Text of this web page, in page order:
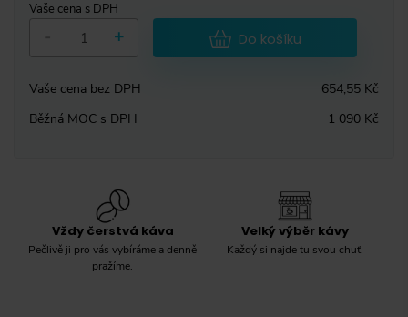
Vaše cena s DPH
+ Do košíku
Vaše cena bez DPH
654,55 Kč
Běžná MOC s DPH
1 090 Kč
Vždy čerstvá káva
Pečlivě ji pro vás vybíráme a denně
pražíme.
Velký výběr kávy
Každý si najde tu svou chuť.